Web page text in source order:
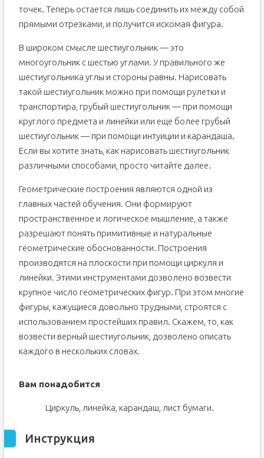
точек. Теперь остается лишь соединить их между собой
прямыми отрезками, и получится искомая фигура.
В широком смысле шестиугольник — это
многоугольник с шестью углами. У правильного же
шестиугольника углы и стороны равны. Нарисовать
такой шестиугольник можно при помощи рулетки и
транспортира, грубый шестиугольник — при помощи
круглого предмета и линейки или еще более грубый
шестиугольник — при помощи интуиции и карандаша.
Если вы хотите знать, как нарисовать шестиугольник
различными способами, просто читайте далее.
Геометрические построения являются одной из
главных частей обучения. Они формируют
пространственное и логическое мышление, а также
разрешают понять примитивные и натуральные
геометрические обоснованности. Построения
производятся на плоскости при помощи циркуля и
линейки. Этими инструментами дозволено возвести
крупное число геометрических фигур. При этом многие
фигуры, кажущиеся довольно трудными, строятся с
использованием простейших правил. Скажем, то, как
возвести верный шестиугольник, дозволено описать
каждого в нескольких словах.
Вам понадобится
Циркуль, линейка, карандаш, лист бумаги.
Инструкция